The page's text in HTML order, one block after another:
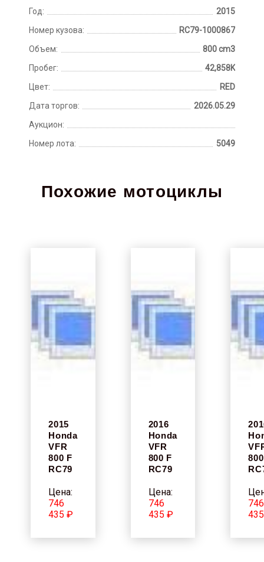
Год:
2015
Номер кузова:
RC79-1000867
Объем:
800 cm3
Пробег:
42,858K
Цвет:
RED
Дата торгов:
2026.05.29
Аукцион:
Номер лота:
5049
Похожие мотоциклы
2015
Honda
VFR
800 F
RC79
Цена:
746
435 ₽
2016
Honda
VFR
800 F
RC79
Цена:
746
435 ₽
746